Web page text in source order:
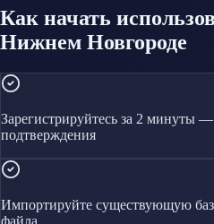
Как начать
Нижнем Новгороде
Зарегистрируйтесь за 2 минуты
подтверждения
Импортируйте существующую